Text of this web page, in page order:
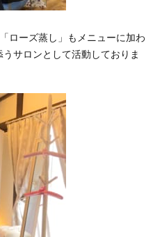
ローズ蒸し」もメニューに加わ
サロンとして活動しておりま